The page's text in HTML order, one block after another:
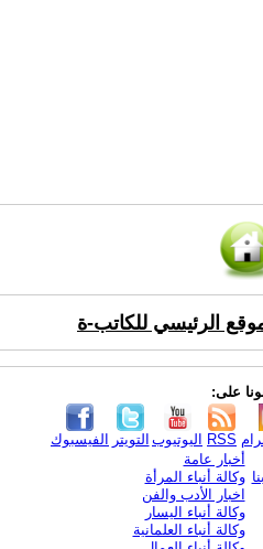
الرئيسي للكاتب-ة
على:
الفيسبوك التويتر اليوتيوب RSS
أخبار عامة
وكالة أنباء المرأة
اخبار الأدب والفن
وكالة أنباء اليسار
وكالة أنباء العلمانية